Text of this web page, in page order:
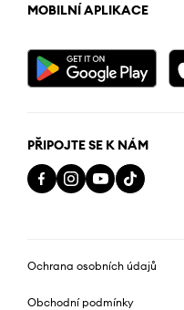
MOBILNÍ APLIKACE
PŘIPOJTE SE K NÁM
Ochrana osobních údajů
Obchodní podmínky